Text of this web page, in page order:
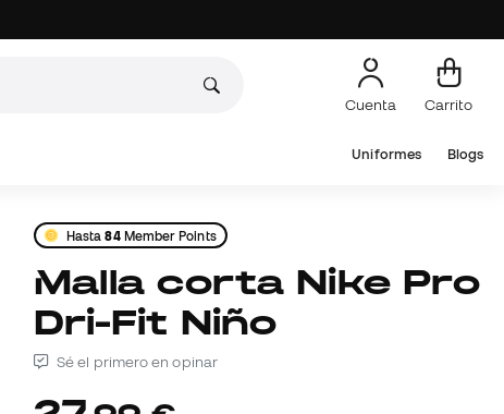
Cuenta Carrito
Uniformes Blogs
Hasta84Member Points
Malla corta Nike Pro
Dri-Fit Niño
Sé el primero en opinar